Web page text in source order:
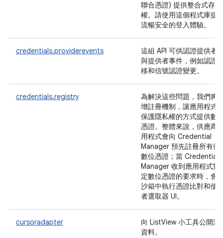
聯合憑證) 提供整合式存取
權。請使用這個程式庫提
流暢安全的登入體驗。
credentials.providerevents
這組 API 可供認證提供者
與提供者事件，例如認證
移和信號認證變更。
credentials.registry
為解決這些問題，我們將
增註冊機制，讓應用程式
保護隱私權的方式提供數
憑證。整體來說，供應商
用程式會向 Credential
Manager 預先註冊所有候
數位憑證；當 Credential
Manager 收到應用程式對
定數位憑證的要求時，會
沙箱中執行憑證比對和使
者選取器 UI。
cursoradapter
向 ListView 小工具公開游
資料。